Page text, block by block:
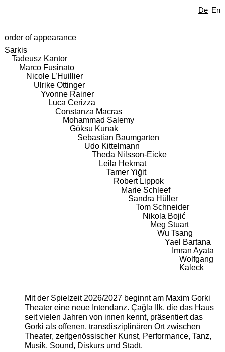
De En
order of appearance
Sarkis
Tadeusz Kantor
Marco Fusinato
Nicole L’Huillier
Ulrike Ottinger
Yvonne Rainer
Luca Cerizza
Constanza Macras
Mohammad Salemy
Göksu Kunak
Sebastian Baumgarten
Udo Kittelmann
Theda Nilsson-Eicke
Leila Hekmat
Tamer Yiğit
Robert Lippok
Marie Schleef
Sandra Hüller
Tom Schneider
Nikola Bojić
Meg Stuart
Wu Tsang
Yael Bartana
Imran Ayata
Wolfgang
Kaleck
Mit der Spielzeit 2026/2027 beginnt am Maxim Gorki
Theater eine neue Intendanz. Çağla Ilk, die das Haus
seit vielen Jahren von innen kennt, präsentiert das
Gorki als offenen, transdisziplinären Ort zwischen
Theater, zeitgenössischer Kunst, Performance, Tanz,
Musik, Sound, Diskurs und Stadt.